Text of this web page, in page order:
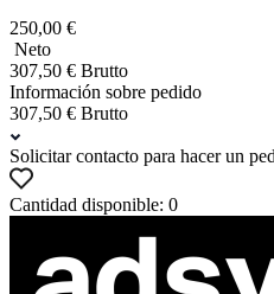
250,00 €
Neto
307,50 € Brutto
Información sobre pedido
307,50 € Brutto
Solicitar contacto para hacer un
Cantidad disponible: 0